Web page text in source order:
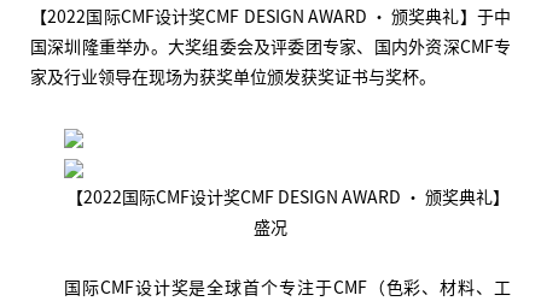
【2022国际CMF设计奖CMF DESIGN AWARD · 颁奖典礼】于中
国深圳隆重举办。大奖组委会及评委团专家、国内外资深CMF专
家及行业领导在现场为获奖单位颁发获奖证书与奖杯。
【2022国际CMF设计奖CMF DESIGN AWARD · 颁奖典礼】
盛况
国际CMF设计奖是全球首个专注于CMF（色彩、材料、工